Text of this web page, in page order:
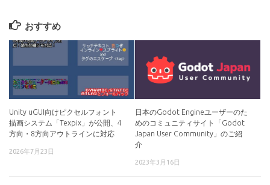
おすすめ
Unity uGUI向けピクセルフォント
描画システム「Texpix」が公開、4
方向・8方向アウトラインに対応
2026年7月23日
日本のGodot Engineユーザーのた
めのコミュニティサイト「Godot
Japan User Community」のご紹
介
2023年3月16日